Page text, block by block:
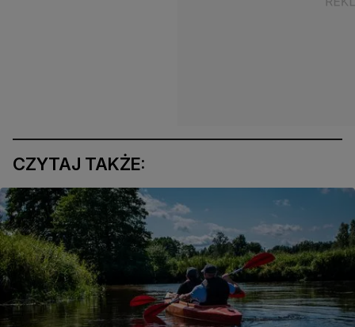
CZYTAJ TAKŻE: